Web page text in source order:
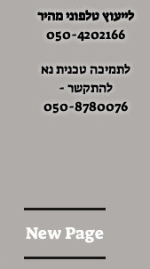
לייעוץ טלפוני מהיר
050-4202166
לתמיכה טכנית נא
להתקשר -
050-8780076
New Page